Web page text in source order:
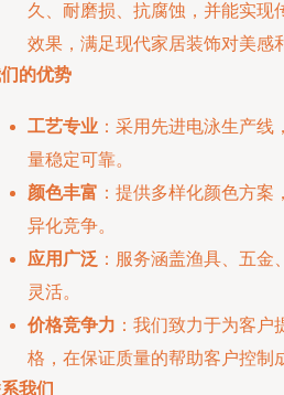
久、耐磨损、抗腐蚀，并能实现
效果，满足现代家居装饰对美感
的优势
工艺专业 ：采用先进电泳生产
量稳定可靠。
颜色丰富 ：提供多样化颜色方
异化竞争。
应用广泛 ：服务涵盖渔具、五
灵活。
价格竞争力 ：我们致力于为客户
格，在保证质量的帮助客户控制
我们